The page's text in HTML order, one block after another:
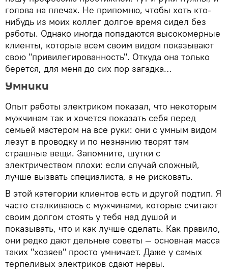
голова на плечах. Не припомню, чтобы хоть кто-
нибудь из моих коллег долгое время сидел без
работы. Однако иногда попадаются высокомерные
клиенты, которые всем своим видом показывают
свою "привилегированность". Откуда она только
берется, для меня до сих пор загадка…
Умники
Опыт работы электриком показал, что некоторым
мужчинам так и хочется показать себя перед
семьей мастером на все руки: они с умным видом
лезут в проводку и по незнанию творят там
страшные вещи. Запомните, шутки с
электричеством плохи: если случай сложный,
лучше вызвать специалиста, а не рисковать.
В этой категории клиентов есть и другой подтип. Я
часто сталкиваюсь с мужчинами, которые считают
своим долгом стоять у тебя над душой и
показывать, что и как лучше сделать. Как правило,
они редко дают дельные советы — основная масса
таких "хозяев" просто умничает. Даже у самых
терпеливых электриков сдают нервы.